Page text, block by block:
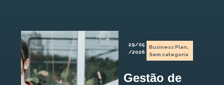
29/05
/2026
Business Plan
Sem categoria
Gestão de